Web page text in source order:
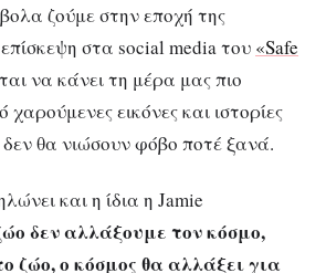
ζούμε στην εποχή της
στα social media του «Safe
να κάνει τη μέρα μας πιο
εικόνες και ιστορίες
θα νιώσουν φόβο ποτέ ξανά.
και η ίδια η Jamie
δεν αλλάξουμε τον κόσμο,
ζώο, ο κόσμος θα αλλάξει για